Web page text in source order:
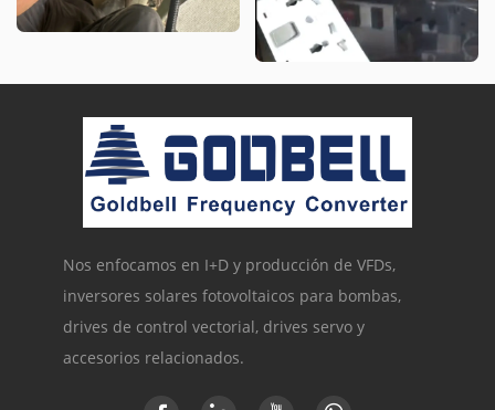
Nos enfocamos en I+D y producción de VFDs,
inversores solares fotovoltaicos para bombas,
drives de control vectorial, drives servo y
accesorios relacionados.